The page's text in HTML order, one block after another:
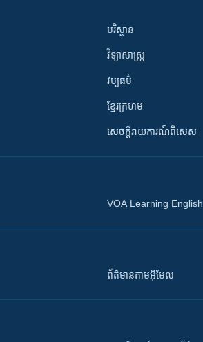
បរិស្ថាន
វិទ្យាសាស្រ្ត
វប្បធម៌
ខ្មែរក្រហម
សេចក្តីរាយការណ៍ពិសេស
VOA Learning English
ព័ត៌មាន​តាម​អ៊ីមែល